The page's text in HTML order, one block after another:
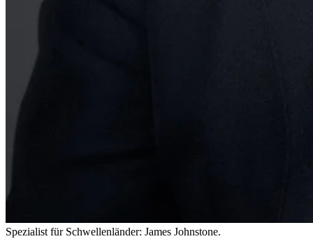
Spezialist für Schwellenländer: James Johnstone.